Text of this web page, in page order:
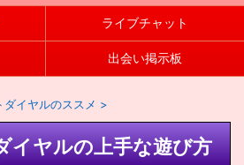
ライブチャット
出会い掲示板
ダイヤルのススメ >
イヤルの上手な遊び方